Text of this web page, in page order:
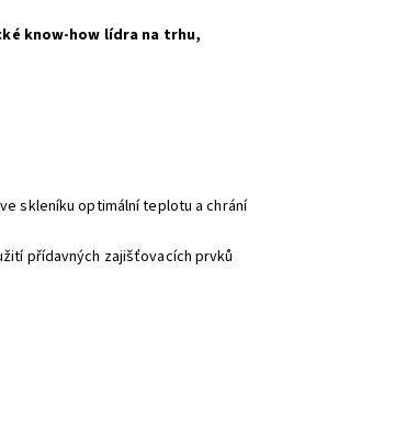
know-how lídra na trhu,
skleníku optimální teplotu a chrání
přídavných zajišťovacích prvků